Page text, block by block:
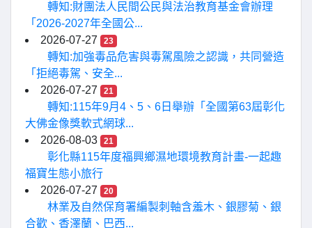
轉知:財團法人民間公民與法治教育基金會辦理
「2026-2027年全國公...
2026-07-27
23
轉知:加強毒品危害與毒駕風險之認識，共同營造
「拒絕毒駕、安全...
2026-07-27
21
轉知:115年9月4、5、6日舉辦「全國第63屆彰化
大佛金像獎軟式網球...
2026-08-03
21
彰化縣115年度福興鄉濕地環境教育計畫-一起趣
福寶生態小旅行
2026-07-27
20
林業及自然保育署編製刺軸含羞木、銀膠菊、銀
合歡、香澤蘭、巴西...